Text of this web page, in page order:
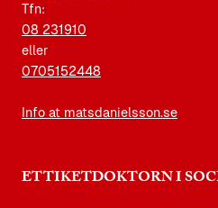
Tfn:
08 231910
eller
0705152448
Info at matsdanielsson.se
ETTIKETDOKTORN I